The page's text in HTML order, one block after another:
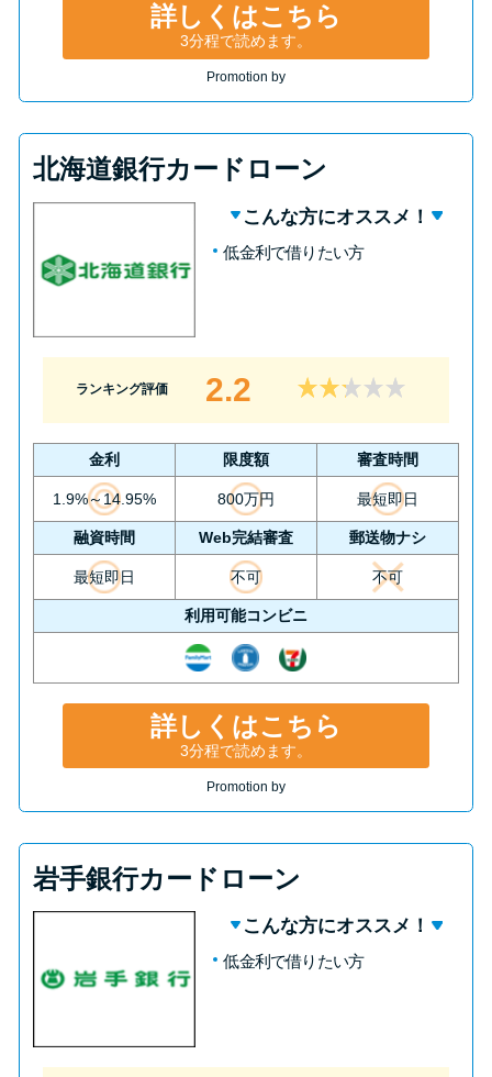
詳しくはこちら
3分程で読めます。
Promotion by
北海道銀行カードローン
こんな方にオススメ！
低金利で借りたい方
ランキング評価 2.2
金利 限度額 審査時間
1.9%～14.95% 800万円 最短即日
融資時間 Web完結審査 郵送物ナシ
最短即日 不可 不可
利用可能コンビニ
詳しくはこちら
3分程で読めます。
Promotion by
岩手銀行カードローン
こんな方にオススメ！
低金利で借りたい方